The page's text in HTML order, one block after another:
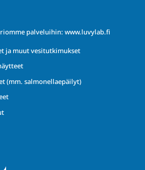
palveluihin: www.luvylab.fi
ja muut vesitutkimukset
(mm. salmonellaepäilyt)